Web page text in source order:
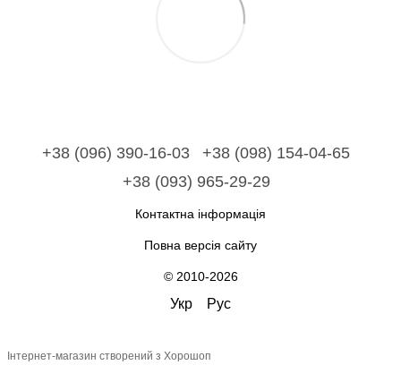
+38 (096) 390-16-03
+38 (098) 154-04-65
+38 (093) 965-29-29
Контактна інформація
Повна версія сайту
© 2010-2026
Укр Рус
Інтернет-магазин створений з Хорошоп